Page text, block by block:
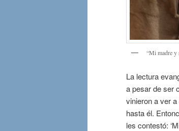
“Mi madre y
La lectura
a pesar de ser
vinieron a ver
hasta él.
les contestó: